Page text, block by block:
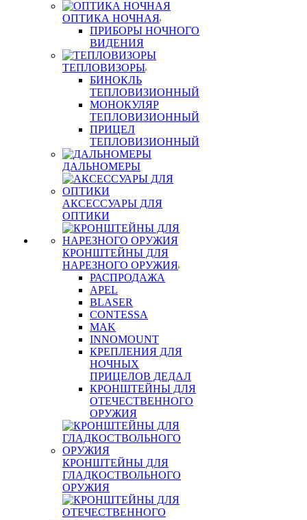
ОПТИКА НОЧНАЯ
ПРИБОРЫ НОЧНОГО
ВИДЕНИЯ
ТЕПЛОВИЗОРЫ
БИНОКЛЬ
ТЕПЛОВИЗИОННЫЙ
МОНОКУЛЯР
ТЕПЛОВИЗИОННЫЙ
ПРИЦЕЛ
ТЕПЛОВИЗИОННЫЙ
ДАЛЬНОМЕРЫ
АКСЕССУАРЫ ДЛЯ
ОПТИКИ
КРОНШТЕЙНЫ ДЛЯ
НАРЕЗНОГО ОРУЖИЯ
РАСПРОДАЖА
APEL
BLASER
CONTESSA
MAK
INNOMOUNT
КРЕПЛЕНИЯ ДЛЯ
НОЧНЫХ
ПРИЦЕЛОВ ДЕДАЛ
КРОНШТЕЙНЫ ДЛЯ
ОТЕЧЕСТВЕННОГО
ОРУЖИЯ
КРОНШТЕЙНЫ ДЛЯ
ГЛАДКОСТВОЛЬНОГО
ОРУЖИЯ